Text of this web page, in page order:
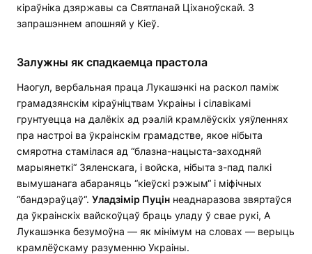
кіраўніка дзяржавы са Святланай Ціханоўскай. З
запрашэннем апошняй у Кіеў.
Залужны як спадкаемца прастола
Наогул, вербальная праца Лукашэнкі на раскол паміж
грамадзянскім кіраўніцтвам Украіны і сілавікамі
грунтуецца на далёкіх ад рэалій крамлёўскіх уяўленнях
пра настроі ва ўкраінскім грамадстве, якое нібыта
смяротна стамілася ад “блазна-нацыста-заходняй
марыянеткі“ Зяленскага, і войска, нібыта з-пад палкі
вымушанага абараняць “кіеўскі рэжым“ і міфічных
“бандэраўцаў“. Уладзімір Пуцін неаднаразова звяртаўся
да ўкраінскіх вайскоўцаў браць уладу ў свае рукі, А
Лукашэнка безумоўна — як мінімум на словах — верыць
крамлёўскаму разуменню Украіны.